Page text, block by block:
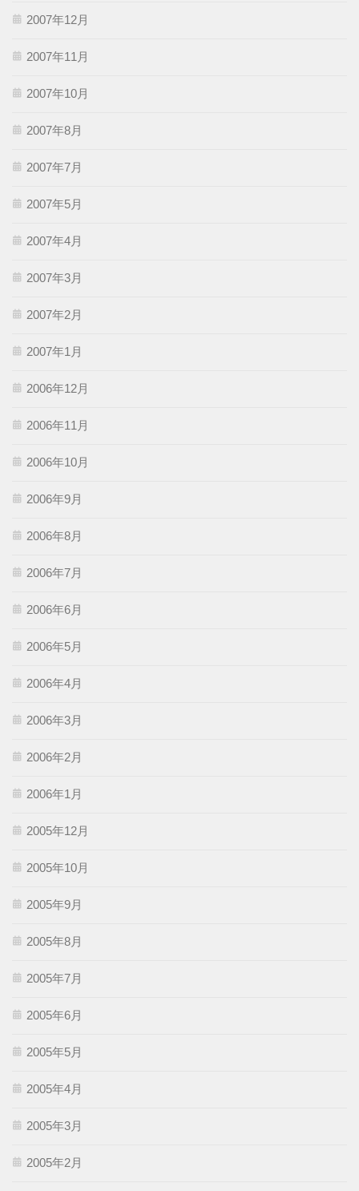
2007年12月
2007年11月
2007年10月
2007年8月
2007年7月
2007年5月
2007年4月
2007年3月
2007年2月
2007年1月
2006年12月
2006年11月
2006年10月
2006年9月
2006年8月
2006年7月
2006年6月
2006年5月
2006年4月
2006年3月
2006年2月
2006年1月
2005年12月
2005年10月
2005年9月
2005年8月
2005年7月
2005年6月
2005年5月
2005年4月
2005年3月
2005年2月